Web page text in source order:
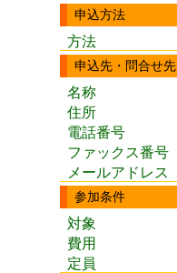
申込方法
方法
申込先・問合せ先
名称
住所
電話番号
ファックス番号
メールアドレス
参加条件
対象
費用
定員